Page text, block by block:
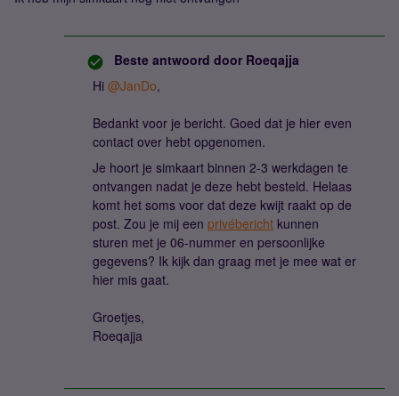
Beste antwoord door Roeqajja
Hi ​ @JanDo,
Bedankt voor je bericht. Goed dat je hier even
contact over hebt opgenomen.
Je hoort je simkaart binnen 2-3 werkdagen te
ontvangen nadat je deze hebt besteld. Helaas
komt het soms voor dat deze kwijt raakt op de
post. Zou je mij een privébericht kunnen
sturen met je 06-nummer en persoonlijke
gegevens? Ik kijk dan graag met je mee wat er
hier mis gaat.
Groetjes,
Roeqajja